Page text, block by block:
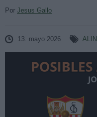
Por Jesus Gallo
13. mayo 2026